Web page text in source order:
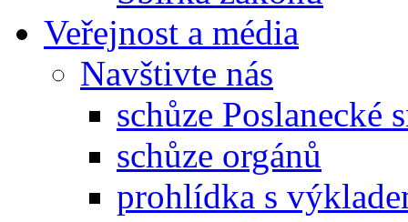
Veřejnost a média
Navštivte nás
schůze Poslanecké
schůze orgánů
prohlídka s